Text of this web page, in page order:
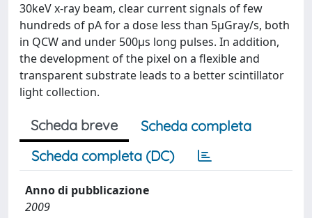
30keV x-ray beam, clear current signals of few
hundreds of pA for a dose less than 5μGray/s, both
in QCW and under 500μs long pulses. In addition,
the development of the pixel on a flexible and
transparent substrate leads to a better scintillator
light collection.
Scheda breve
Scheda completa
Scheda completa (DC)
Anno di pubblicazione
2009